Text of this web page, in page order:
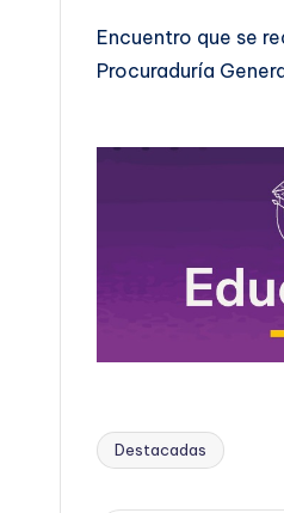
Encuentro que se
Procuraduría
Etiquetas:
Destacadas